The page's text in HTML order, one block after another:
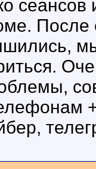
После